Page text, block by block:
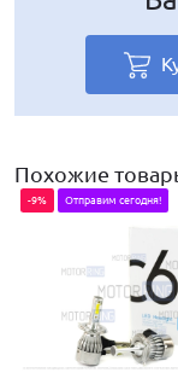
Похожие
-9% Отправим сегодня!